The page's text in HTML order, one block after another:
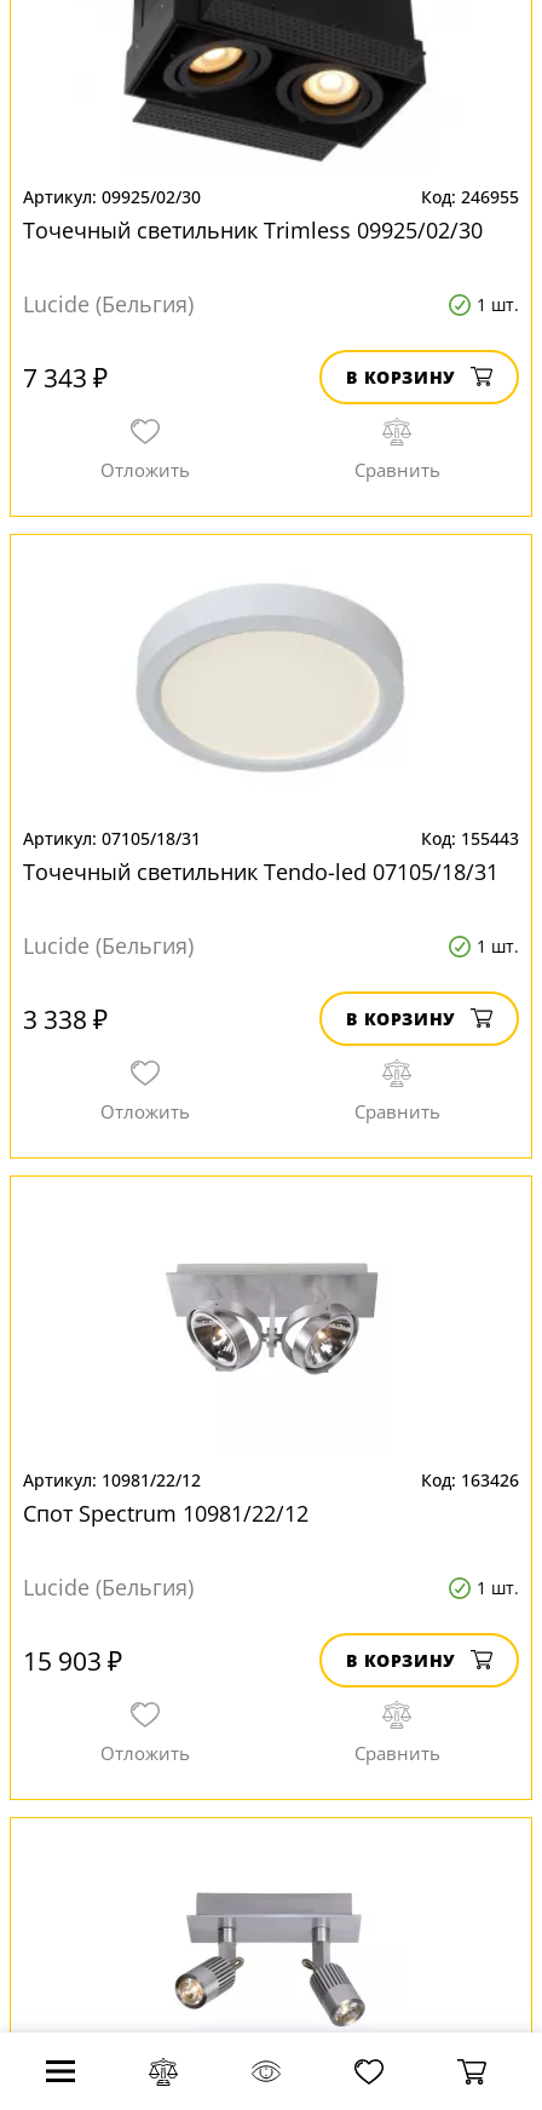
09925/02/30 246955
Точечный светильник Trimless 09925/02/30
Lucide (Бельгия) 1 шт.
7 343 ₽ В КОРЗИНУ
07105/18/31 155443
Точечный светильник Tendo-led 07105/18/31
Lucide (Бельгия) 1 шт.
3 338 ₽ В КОРЗИНУ
10981/22/12 163426
Спот Spectrum 10981/22/12
Lucide (Бельгия) 1 шт.
15 903 ₽ В КОРЗИНУ